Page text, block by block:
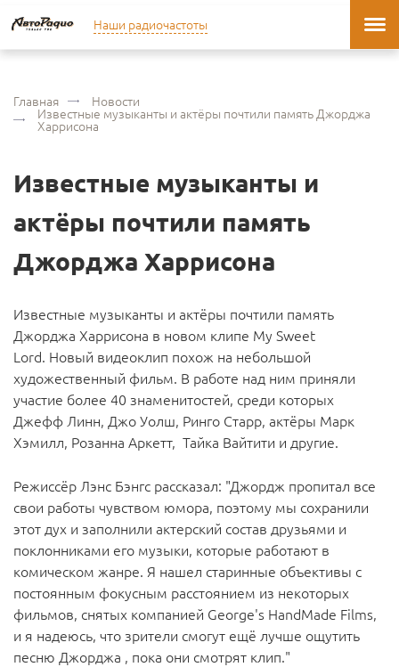
Наши радиочастоты
Главная Новости
Известные музыканты и актёры почтили память Джорджа
Харрисона
Известные музыканты и
актёры почтили память
Джорджа Харрисона
Известные музыканты и актёры почтили память
Джорджа Харрисона в новом клипе My Sweet
Lord. Новый видеоклип похож на небольшой
художественный фильм. В работе над ним приняли
участие более 40 знаменитостей, среди которых
Джефф Линн, Джо Уолш, Ринго Старр, актёры Марк
Хэмилл, Розанна Аркетт, Тайка Вайтити и другие.
Режиссёр Лэнс Бэнгс рассказал: "Джордж пропитал все
свои работы чувством юмора, поэтому мы сохранили
этот дух и заполнили актерский состав друзьями и
поклонниками его музыки, которые работают в
комическом жанре. Я нашел старинные объективы с
постоянным фокусным расстоянием из некоторых
фильмов, снятых компанией George's HandMade Films,
и я надеюсь, что зрители смогут ещё лучше ощутить
песню Джорджа , пока они смотрят клип."